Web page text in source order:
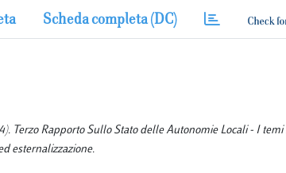
Scheda completa (DC)
Terzo Rapporto Sullo Stato delle Autonomie Locali - I
esternalizzazione.